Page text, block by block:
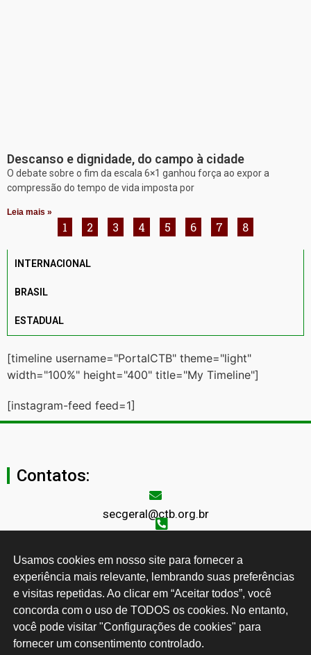
Descanso e dignidade, do campo à cidade
O debate sobre o fim da escala 6×1 ganhou força ao expor a
compressão do tempo de vida imposta por
Leia mais »
1 2 3 4 5 6 7 8
INTERNACIONAL
BRASIL
ESTADUAL
[timeline username="PortalCTB" theme="light"
width="100%" height="400" title="My Timeline"]
[instagram-feed feed=1]
Contatos:
secgeral@ctb.org.br
Rua Cardoso de Almeida, 1843, Sumaré São Paulo - SP -
Brasil CEP: 01251-001
Desenvolvido por:
Usamos cookies em nosso site para fornecer a
experiência mais relevante, lembrando suas preferências
e visitas repetidas. Ao clicar em “Aceitar todos”, você
concorda com o uso de TODOS os cookies. No entanto,
você pode visitar "Configurações de cookies" para
fornecer um consentimento controlado.